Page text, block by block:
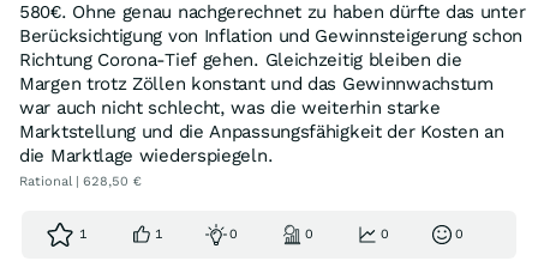
580€. Ohne genau nachgerechnet zu haben dürfte das unter
Berücksichtigung von Inflation und Gewinnsteigerung schon
Richtung Corona-Tief gehen. Gleichzeitig bleiben die
Margen trotz Zöllen konstant und das Gewinnwachstum
war auch nicht schlecht, was die weiterhin starke
Marktstellung und die Anpassungsfähigkeit der Kosten an
die Marktlage wiederspiegeln.
Rational | 628,50 €
1 1 0 0 0 0